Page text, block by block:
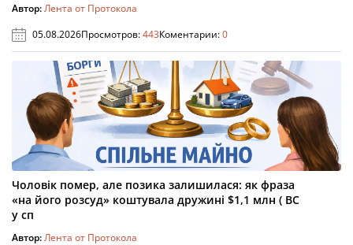
Автор:Лента от Протокола
05.08.2026Просмотров:443Коментарии:0
Чоловік помер, але позика залишилася: як фраза
«на його розсуд» коштувала дружині $1,1 млн ( ВС
у сп
Автор:Лента от Протокола